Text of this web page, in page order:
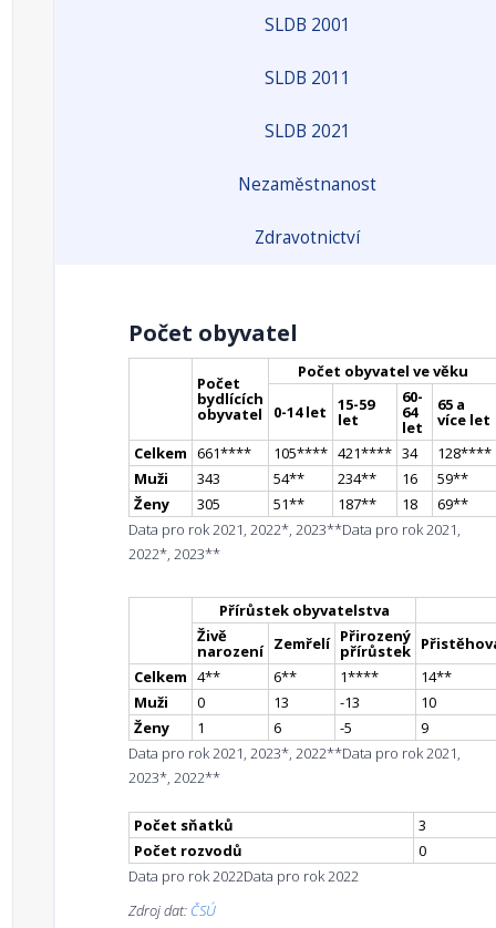
SLDB 2001
SLDB 2011
SLDB 2021
Nezaměstnanost
Zdravotnictví
Počet obyvatel
Počet
bydlících
obyvatel
Počet obyvatel ve věku
0-14 let 15-59
let
60-
64
let
65 a
více let
Celkem 661**** 105**** 421**** 34 128****
Muži
343 54** 234** 16 59**
Ženy
305 51** 187** 18 69**
Data pro rok 2021, 2022*, 2023**Data pro rok 2021,
2022*, 2023**
Přírůstek obyvatelstva
Živě
narození Zemřelí Přirozený
přírůstek
Celkem 4** 6** 1**** 14**
Muži
0 13 -13
10
Ženy
1 6 -5
9
Data pro rok 2021, 2023*, 2022**Data pro rok 2021,
2023*, 2022**
Počet sňatků
3
Počet rozvodů
0
Data pro rok 2022Data pro rok 2022
Zdroj dat: ČSÚ